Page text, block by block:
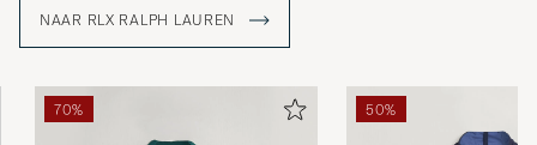
NAAR RLX RALPH LAUREN
70% 50%